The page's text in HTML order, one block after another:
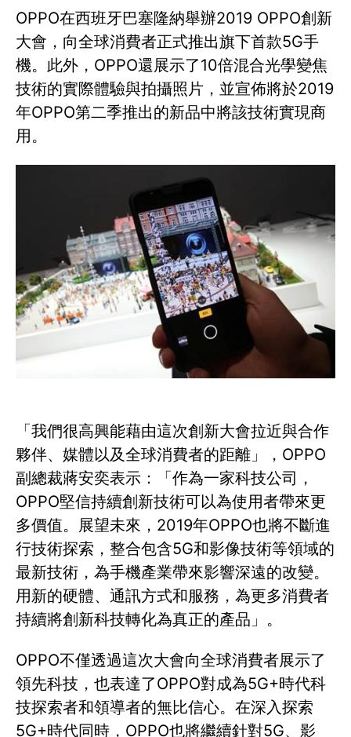
OPPO在西班牙巴塞隆納舉辦2019 OPPO創新
大會，向全球消費者正式推出旗下首款5G手
機。此外，OPPO還展示了10倍混合光學變焦
技術的實際體驗與拍攝照片，並宣佈將於2019
年OPPO第二季推出的新品中將該技術實現商
用。
「我們很高興能藉由這次創新大會拉近與合作
夥伴、媒體以及全球消費者的距離」，OPPO
副總裁蔣安奕表示：「作為一家科技公司，
OPPO堅信持續創新技術可以為使用者帶來更
多價值。展望未來，2019年OPPO也將不斷進
行技術探索，整合包含5G和影像技術等領域的
最新技術，為手機產業帶來影響深遠的改變。
用新的硬體、通訊方式和服務，為更多消費者
持續將創新科技轉化為真正的產品」。
OPPO不僅透過這次大會向全球消費者展示了
領先科技，也表達了OPPO對成為5G+時代科
技探索者和領導者的無比信心。在深入探索
5G+時代同時，OPPO也將繼續針對5G、影